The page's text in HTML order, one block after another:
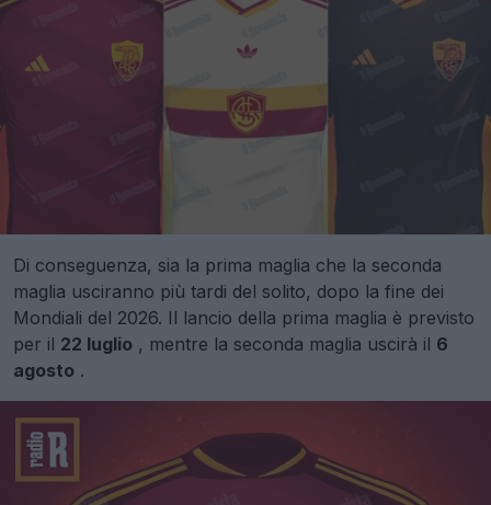
Di conseguenza, sia la prima maglia che la seconda
maglia usciranno più tardi del solito, dopo la fine dei
Mondiali del 2026. Il lancio della prima maglia è previsto
per il 22 luglio , mentre la seconda maglia uscirà il 6
agosto .